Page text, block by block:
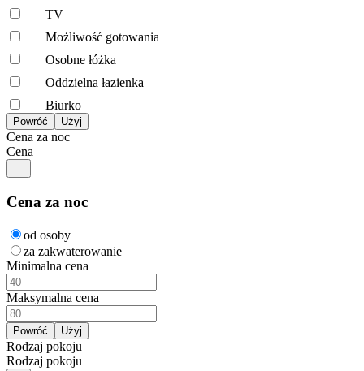
TV
Możliwość gotowania
Osobne łóżka
Oddzielna łazienka
Biurko
Cena za noc
Cena
Cena za noc
od osoby
za zakwaterowanie
Minimalna cena
Maksymalna cena
Rodzaj pokoju
Rodzaj pokoju